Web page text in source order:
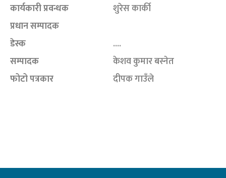
कार्यकारी प्रवन्धक
शुरेस कार्की
प्रधान सम्पादक
डेस्क
....
सम्पादक
केशव कुमार बस्नेत
फोटो पत्रकार
दीपक गाउँले